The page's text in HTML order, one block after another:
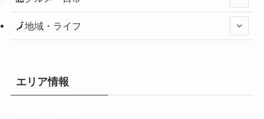
🗾地域・ライフ
エリア情報